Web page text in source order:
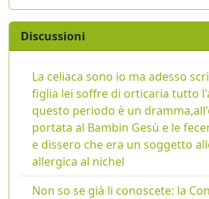
Discussioni
La celiaca sono io ma adesso
figlia lei soffre di orticaria tutto
questo periodo è un
portata al Bambin Gesù e le
e dissero che era un soggetto
allergica al nichel
Non so se già li conoscete: la